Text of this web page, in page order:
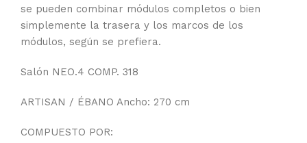
se pueden combinar módulos completos o bien
simplemente la trasera y los marcos de los
módulos, según se prefiera.
Salón NEO.4 COMP. 318
ARTISAN / ÉBANO Ancho: 270 cm
COMPUESTO POR: